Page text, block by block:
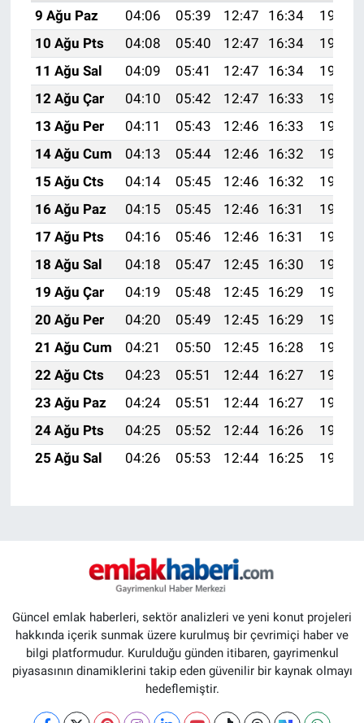
9 Ağu Paz 04:06 05:39 12:47 16:34
19:45
10 Ağu Pts
04:08 05:40 12:47 16:34
19:43
11 Ağu Sal
04:09 05:41 12:47 16:34
19:42
12 Ağu Çar
04:10 05:42 12:47 16:33
19:41
13 Ağu Per
04:11 05:43 12:46 16:33
19:40
14 Ağu Cum
04:13 05:44 12:46 16:32
19:39
15 Ağu Cts
04:14 05:45 12:46 16:32
19:37
16 Ağu Paz
04:15 05:45 12:46 16:31
19:36
17 Ağu Pts
04:16 05:46 12:46 16:31
19:35
18 Ağu Sal
04:18 05:47 12:45 16:30
19:34
19 Ağu Çar
04:19 05:48 12:45 16:29
19:32
20 Ağu Per
04:20 05:49 12:45 16:29
19:31
21 Ağu Cum
04:21 05:50 12:45 16:28
19:30
22 Ağu Cts
04:23 05:51 12:44 16:27
19:28
23 Ağu Paz
04:24 05:51 12:44 16:27
19:27
24 Ağu Pts
04:25 05:52 12:44 16:26
19:25
25 Ağu Sal
04:26 05:53 12:44 16:25 19:24
Güncel emlak haberleri, sektör analizleri ve yeni konut projeleri
hakkında içerik sunmak üzere kurulmuş bir çevrimiçi haber ve
bilgi platformudur. Kurulduğu günden itibaren, gayrimenkul
piyasasının dinamiklerini takip eden güvenilir bir kaynak olmayı
hedeflemiştir.